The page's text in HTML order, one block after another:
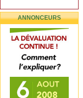
ANNONCEURS